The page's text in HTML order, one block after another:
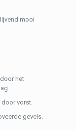
mooi
het
vorst.
gevels.